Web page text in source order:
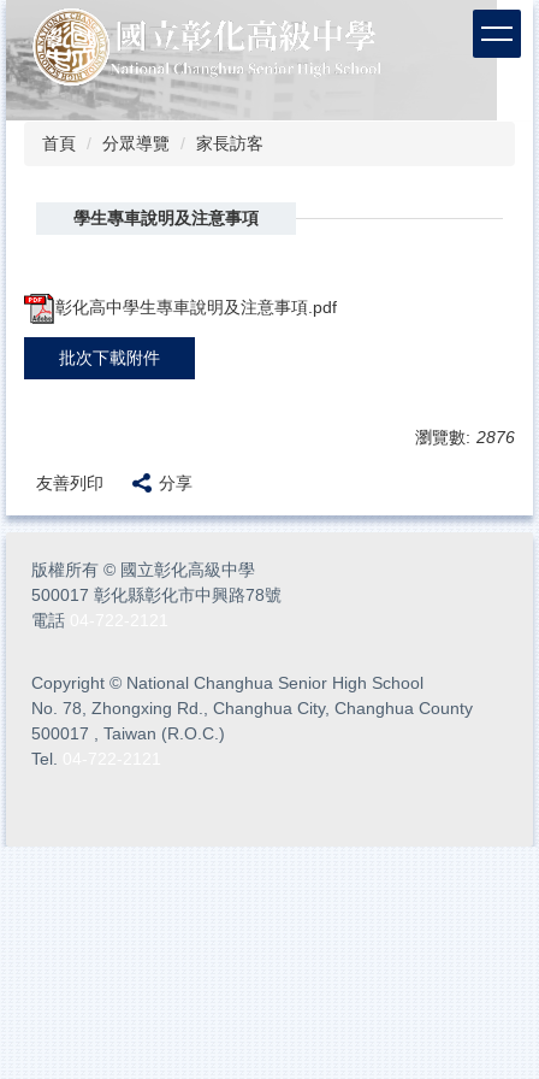
到
主
要
內
首頁 分眾導覽 家長訪客
學生專車說明及注意事項
彰化高中學生專車說明及注意事項.pdf
批次下載附件
瀏覽數: 2876
友善列印 分享
版權所有 © 國立彰化高級中學
500017 彰化縣彰化市中興路78號
電話
Copyright © National Changhua Senior High School
No. 78, Zhongxing Rd., Changhua City, Changhua County
500017 , Taiwan (R.O.C.)
Tel.